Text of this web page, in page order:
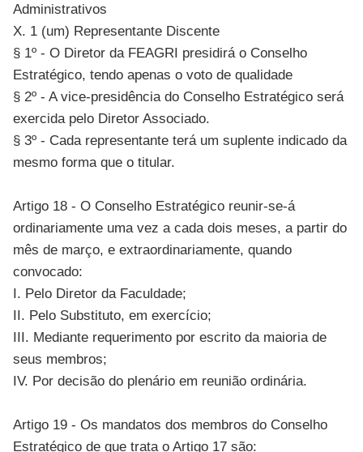
Administrativos
X. 1 (um) Representante Discente
§ 1º - O Diretor da FEAGRI presidirá o Conselho
Estratégico, tendo apenas o voto de qualidade
§ 2º - A vice-presidência do Conselho Estratégico será
exercida pelo Diretor Associado.
§ 3º - Cada representante terá um suplente indicado da
mesmo forma que o titular.
Artigo 18 - O Conselho Estratégico reunir-se-á
ordinariamente uma vez a cada dois meses, a partir do
mês de março, e extraordinariamente, quando
convocado:
I. Pelo Diretor da Faculdade;
II. Pelo Substituto, em exercício;
III. Mediante requerimento por escrito da maioria de
seus membros;
IV. Por decisão do plenário em reunião ordinária.
Artigo 19 - Os mandatos dos membros do Conselho
Estratégico de que trata o Artigo 17 são: